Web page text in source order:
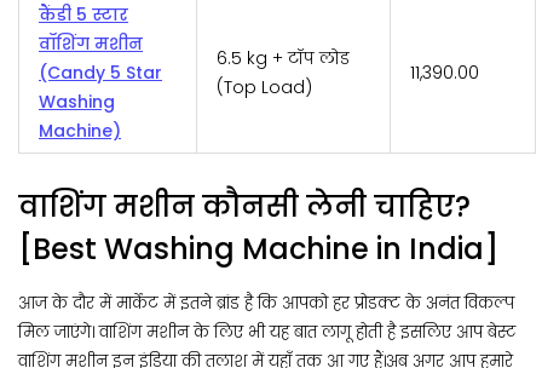
कैंडी 5 स्टार
वॉशिंग मशीन
(Candy 5 Star
Washing
Machine)
6.5 kg + टॉप लोड
(Top Load)
₹11,390.00
वाशिंग मशीन कौनसी लेनी चाहिए?
[Best Washing Machine in India]
आज के दौर में मार्केट में इतने ब्रांड है कि आपको हर प्रोडक्ट के अनंत विकल्प
मिल जाएंगे। वाशिंग मशीन के लिए भी यह बात लागू होती है इसलिए आप बेस्ट
वाशिंग मशीन इन इंडिया की तलाश में यहाँ तक आ गए हैं।अब अगर आप हमारे